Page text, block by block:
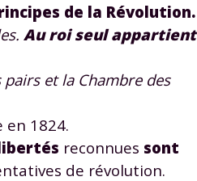
de la Révolution.
Au roi seul appartient
et la Chambre des
en 1824.
reconnues sont
de révolution.